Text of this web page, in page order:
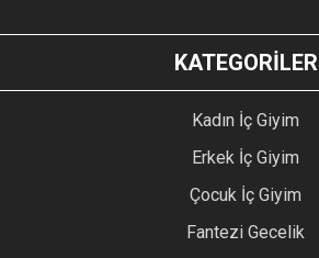
KATEGORİLER
Kadın İç Giyim
Erkek İç Giyim
Çocuk İç Giyim
Fantezi Gecelik